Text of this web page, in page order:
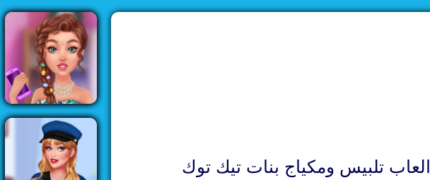
العاب تلبيس ومكياج بنات تيك توك